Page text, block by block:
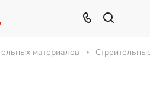
материалов